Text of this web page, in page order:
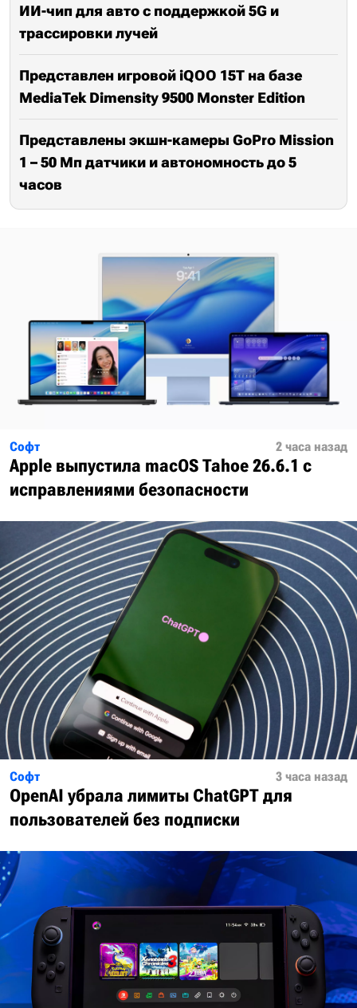
ИИ-чип для авто с поддержкой 5G и
трассировки лучей
Представлен игровой iQOO 15T на базе
MediaTek Dimensity 9500 Monster Edition
Представлены экшн-камеры GoPro Mission
1 – 50 Мп датчики и автономность до 5
часов
Софт 2 часа назад
Apple выпустила macOS Tahoe 26.6.1 с
исправлениями безопасности
Софт 3 часа назад
OpenAI убрала лимиты ChatGPT для
пользователей без подписки